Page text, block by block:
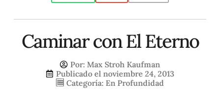
Caminar con El Eterno
Por: Max Stroh Kaufman
Publicado el noviembre 24, 2013
Categoría: En Profundidad